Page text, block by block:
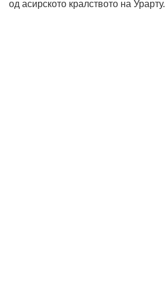
од асирското кралството на Урарту.